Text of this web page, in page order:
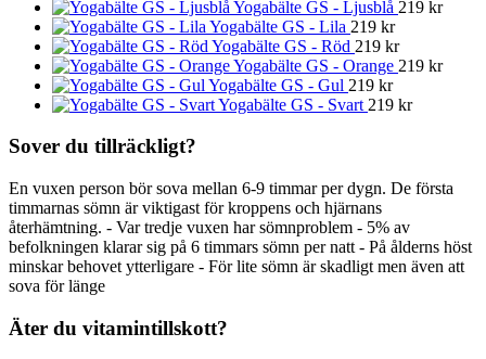
Yogabälte GS - Ljusblå 219 kr
Yogabälte GS - Lila 219 kr
Yogabälte GS - Röd 219 kr
Yogabälte GS - Orange 219 kr
Yogabälte GS - Gul 219 kr
Yogabälte GS - Svart 219 kr
Sover du tillräckligt?
En vuxen person bör sova mellan 6-9 timmar per dygn. De första
timmarnas sömn är viktigast för kroppens och hjärnans
återhämtning. - Var tredje vuxen har sömnproblem - 5% av
befolkningen klarar sig på 6 timmars sömn per natt - På ålderns höst
minskar behovet ytterligare - För lite sömn är skadligt men även att
sova för länge
Äter du vitamintillskott?